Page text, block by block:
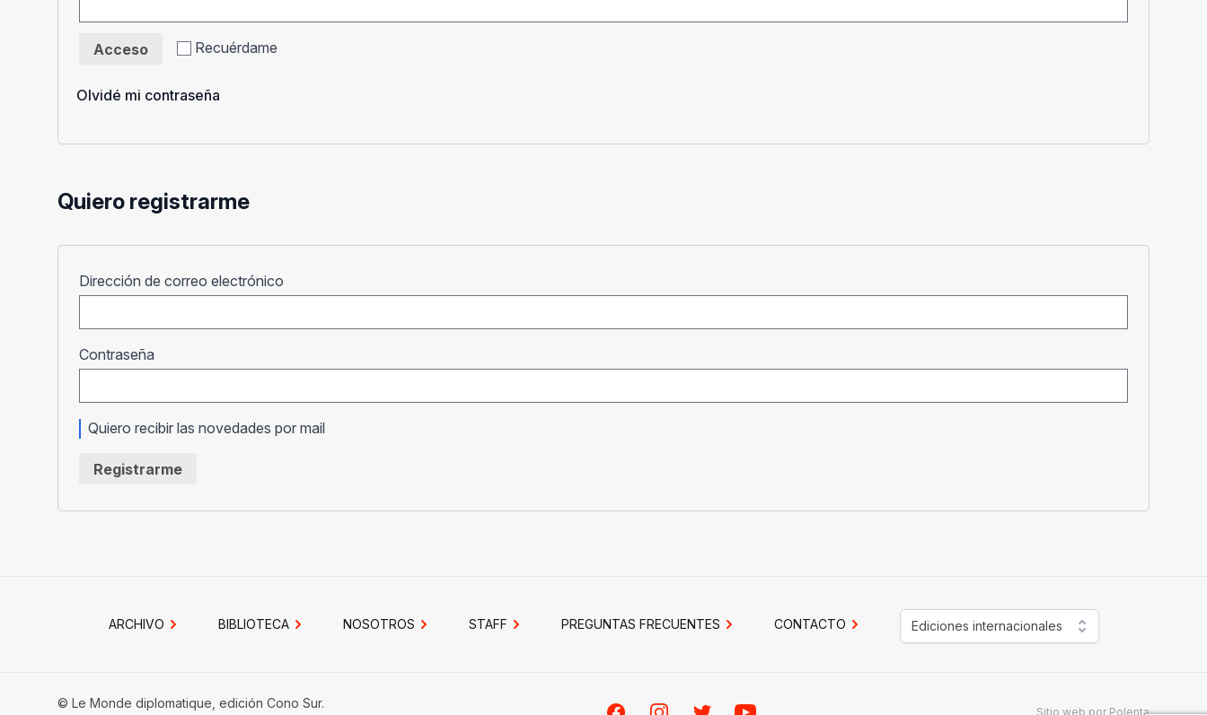
Recuérdame
Acceso
Olvidé mi contraseña
Quiero registrarme
Dirección de correo electrónico
Contraseña
Quiero recibir las novedades por mail
Registrarme
ARCHIVO BIBLIOTECA NOSOTROS STAFF PREGUNTAS FRECUENTES CONTACTO Ediciones internacionales
© Le Monde diplomatique, edición Cono Sur.
Sitio web por Polenta